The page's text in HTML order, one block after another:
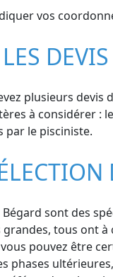
vos
plusieurs
à considérer :
par le pisciniste.
sont des
tous ont
pouvez être
phases